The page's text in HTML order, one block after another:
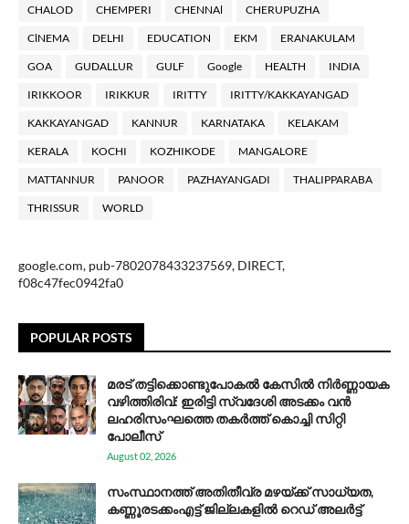
CHALOD CHEMPERI CHENNAl CHERUPUZHA
ClNEMA DELHI EDUCATION EKM ERANAKULAM
GOA GUDALLUR GULF Google HEALTH INDIA
IRIKKOOR IRIKKUR IRITTY IRITTY/KAKKAYANGAD
KAKKAYANGAD KANNUR KARNATAKA KELAKAM
KERALA KOCHI KOZHIKODE MANGALORE
MATTANNUR PANOOR PAZHAYANGADI THALIPPARABA
THRISSUR WORLD
google.com, pub-7802078433237569, DIRECT,
f08c47fec0942fa0
POPULAR POSTS
മരട് തട്ടിക്കൊണ്ടുപോകൽ കേസിൽ നിർണ്ണായക
വഴിത്തിരിവ്: ഇരിട്ടി സ്വദേശി അടക്കം വൻ
ലഹരിസംഘത്തെ തകർത്ത് കൊച്ചി സിറ്റി
പോലീസ്
August 02, 2026
സം​സ്ഥാ​ന​ത്ത് അ​തി​തീ​വ്ര മ​ഴ​യ്ക്ക് സാ​ധ്യ​ത,
കണ്ണൂരടക്കംഎ​ട്ട് ജി​ല്ല​ക​ളി​ൽ റെ​ഡ് അ​ലർ​ട്ട്